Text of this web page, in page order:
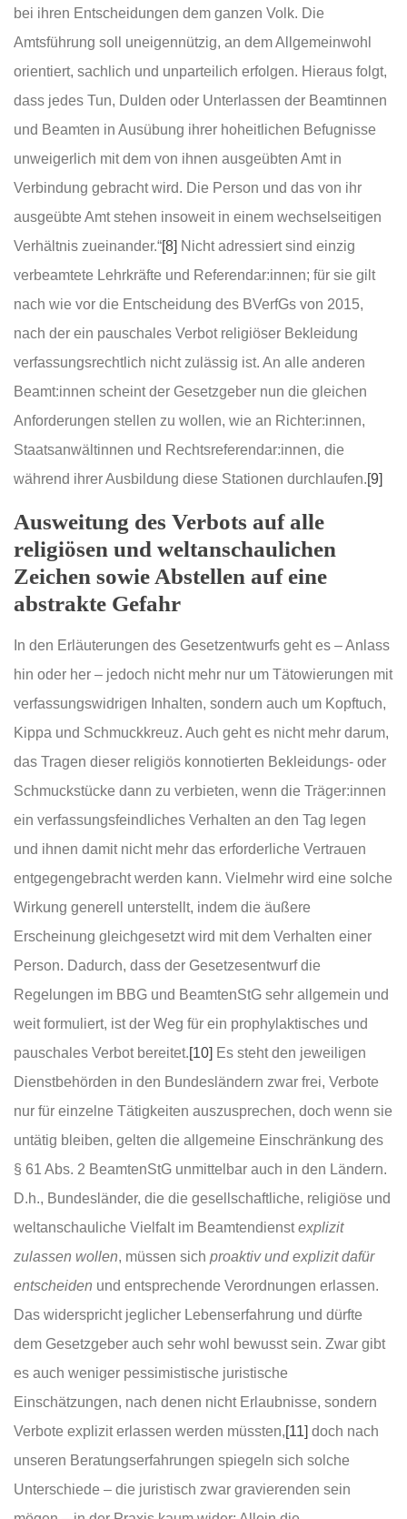
bei ihren Entscheidungen dem ganzen Volk. Die
Amtsführung soll uneigennützig, an dem Allgemeinwohl
orientiert, sachlich und unparteilich erfolgen. Hieraus folgt,
dass jedes Tun, Dulden oder Unterlassen der Beamtinnen
und Beamten in Ausübung ihrer hoheitlichen Befugnisse
unweigerlich mit dem von ihnen ausgeübten Amt in
Verbindung gebracht wird. Die Person und das von ihr
ausgeübte Amt stehen insoweit in einem wechselseitigen
Verhältnis zueinander.“[8] Nicht adressiert sind einzig
verbeamtete Lehrkräfte und Referendar:innen; für sie gilt
nach wie vor die Entscheidung des BVerfGs von 2015,
nach der ein pauschales Verbot religiöser Bekleidung
verfassungsrechtlich nicht zulässig ist. An alle anderen
Beamt:innen scheint der Gesetzgeber nun die gleichen
Anforderungen stellen zu wollen, wie an Richter:innen,
Staatsanwältinnen und Rechtsreferendar:innen, die
während ihrer Ausbildung diese Stationen durchlaufen.[9]
Ausweitung des Verbots auf alle
religiösen und weltanschaulichen
Zeichen sowie Abstellen auf eine
abstrakte Gefahr
In den Erläuterungen des Gesetzentwurfs geht es – Anlass
hin oder her – jedoch nicht mehr nur um Tätowierungen mit
verfassungswidrigen Inhalten, sondern auch um Kopftuch,
Kippa und Schmuckkreuz. Auch geht es nicht mehr darum,
das Tragen dieser religiös konnotierten Bekleidungs- oder
Schmuckstücke dann zu verbieten, wenn die Träger:innen
ein verfassungsfeindliches Verhalten an den Tag legen
und ihnen damit nicht mehr das erforderliche Vertrauen
entgegengebracht werden kann. Vielmehr wird eine solche
Wirkung generell unterstellt, indem die äußere
Erscheinung gleichgesetzt wird mit dem Verhalten einer
Person. Dadurch, dass der Gesetzesentwurf die
Regelungen im BBG und BeamtenStG sehr allgemein und
weit formuliert, ist der Weg für ein prophylaktisches und
pauschales Verbot bereitet.[10] Es steht den jeweiligen
Dienstbehörden in den Bundesländern zwar frei, Verbote
nur für einzelne Tätigkeiten auszusprechen, doch wenn sie
untätig bleiben, gelten die allgemeine Einschränkung des
§ 61 Abs. 2 BeamtenStG unmittelbar auch in den Ländern.
D.h., Bundesländer, die die gesellschaftliche, religiöse und
weltanschauliche Vielfalt im Beamtendienstexplizit
zulassen wollen, müssen sich proaktiv und explizit dafür
entscheiden und entsprechende Verordnungen erlassen.
Das widerspricht jeglicher Lebenserfahrung und dürfte
dem Gesetzgeber auch sehr wohl bewusst sein. Zwar gibt
es auch weniger pessimistische juristische
Einschätzungen, nach denen nicht Erlaubnisse, sondern
Verbote explizit erlassen werden müssten,[11] doch nach
unseren Beratungserfahrungen spiegeln sich solche
Unterschiede – die juristisch zwar gravierenden sein